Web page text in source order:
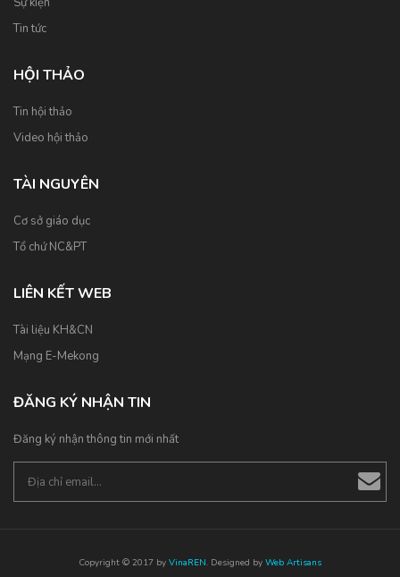
Tin tức
HỘI THẢO
Tin hội thảo
Video hội thảo
TÀI NGUYÊN
Cơ sở giáo dục
Tổ chứ NC&PT
LIÊN KẾT WEB
Tài liệu KH&CN
Mạng E-Mekong
ĐĂNG KÝ NHẬN TIN
Đăng ký nhận thông tin mới nhất
Copyright © 2017 by VinaREN. Designed by Web Artisans